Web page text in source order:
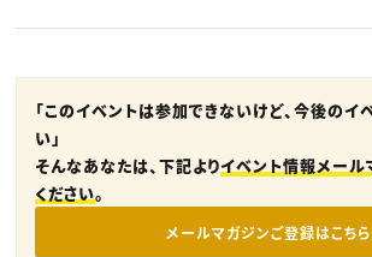
「このイベントは参加できないけど、今後のイ
い」
そんなあなたは、下記よりイベント情報メール
ください。
メールマガジンご登録はこちら